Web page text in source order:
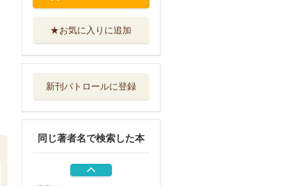
★お気に入りに追加
新刊パトロールに登録
同じ著者名で検索した本
外れスキル『レベ
ルアップ』のせ...
白衣の英雄 １０
外れスキル『レベ
ルアップ』のせ...
講談社